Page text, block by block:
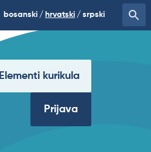
bosanski hrvatski srpski
Elementi kurikula
Prijava